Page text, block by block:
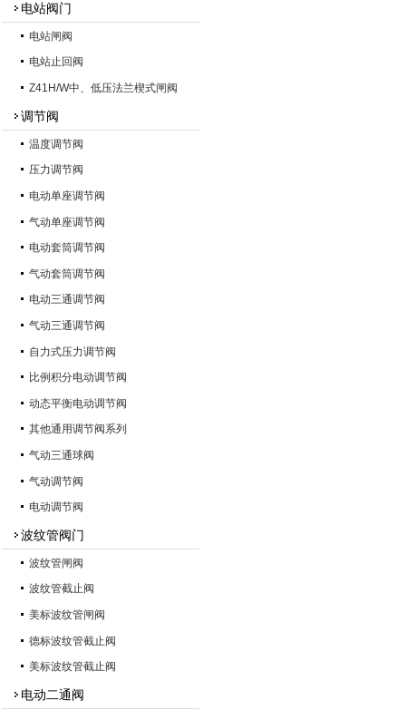
电站阀门
电站闸阀
电站止回阀
Z41H/W中、低压法兰楔式闸阀
调节阀
温度调节阀
压力调节阀
电动单座调节阀
气动单座调节阀
电动套筒调节阀
气动套筒调节阀
电动三通调节阀
气动三通调节阀
自力式压力调节阀
比例积分电动调节阀
动态平衡电动调节阀
其他通用调节阀系列
气动三通球阀
气动调节阀
电动调节阀
波纹管阀门
波纹管闸阀
波纹管截止阀
美标波纹管闸阀
德标波纹管截止阀
美标波纹管截止阀
电动二通阀